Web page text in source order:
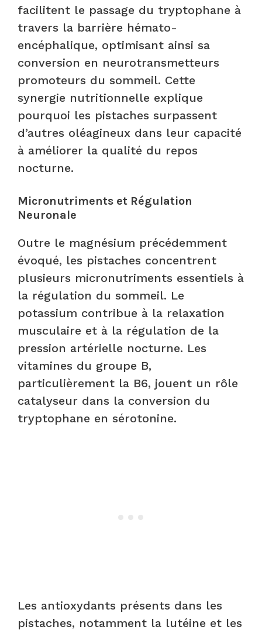
facilitent le passage du tryptophane à
travers la barrière hémato-
encéphalique, optimisant ainsi sa
conversion en neurotransmetteurs
promoteurs du sommeil. Cette
synergie nutritionnelle explique
pourquoi les pistaches surpassent
d’autres oléagineux dans leur capacité
à améliorer la qualité du repos
nocturne.
Micronutriments et Régulation
Neuronale
Outre le magnésium précédemment
évoqué, les pistaches concentrent
plusieurs micronutriments essentiels à
la régulation du sommeil. Le
potassium contribue à la relaxation
musculaire et à la régulation de la
pression artérielle nocturne. Les
vitamines du groupe B,
particulièrement la B6, jouent un rôle
catalyseur dans la conversion du
tryptophane en sérotonine.
Les antioxydants présents dans les
pistaches, notamment la lutéine et les